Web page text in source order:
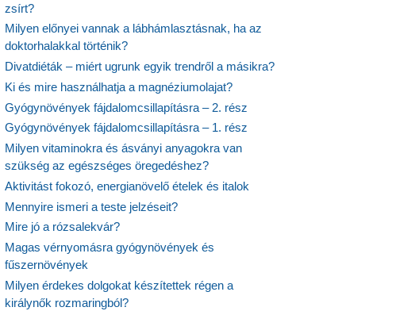
zsírt?
Milyen előnyei vannak a lábhámlasztásnak, ha az
doktorhalakkal történik?
Divatdiéták – miért ugrunk egyik trendről a másikra?
Ki és mire használhatja a magnéziumolajat?
Gyógynövények fájdalomcsillapításra – 2. rész
Gyógynövények fájdalomcsillapításra – 1. rész
Milyen vitaminokra és ásványi anyagokra van
szükség az egészséges öregedéshez?
Aktivitást fokozó, energianövelő ételek és italok
Mennyire ismeri a teste jelzéseit?
Mire jó a rózsalekvár?
Magas vérnyomásra gyógynövények és
fűszernövények
Milyen érdekes dolgokat készítettek régen a
királynők rozmaringból?